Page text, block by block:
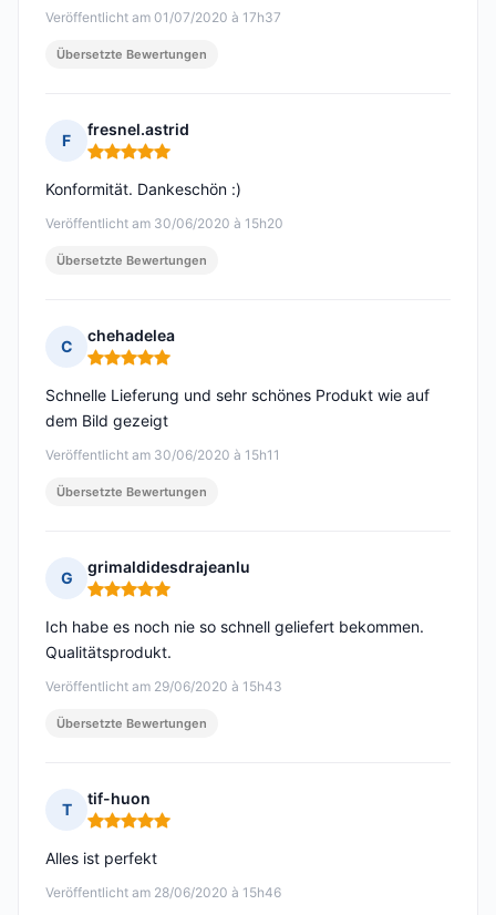
Veröffentlicht am 01/07/2020 à 17h37
Übersetzte Bewertungen
F
fresnel.astrid
Hinweis: 5 von 5
Veröffentlicht am 30/06/2020 à 15h20
Konformität. Dankeschön :)
Übersetzte Bewertungen
C
chehadelea
Hinweis: 5 von 5
Veröffentlicht am 30/06/2020 à 15h11
Schnelle Lieferung und sehr schönes Produkt wie auf
dem Bild gezeigt
Übersetzte Bewertungen
G
grimaldidesdrajeanlu
Hinweis: 5 von 5
Veröffentlicht am 29/06/2020 à 15h43
Ich habe es noch nie so schnell geliefert bekommen.
Qualitätsprodukt.
Übersetzte Bewertungen
T
tif-huon
Hinweis: 5 von 5
Veröffentlicht am 28/06/2020 à 15h46
Alles ist perfekt